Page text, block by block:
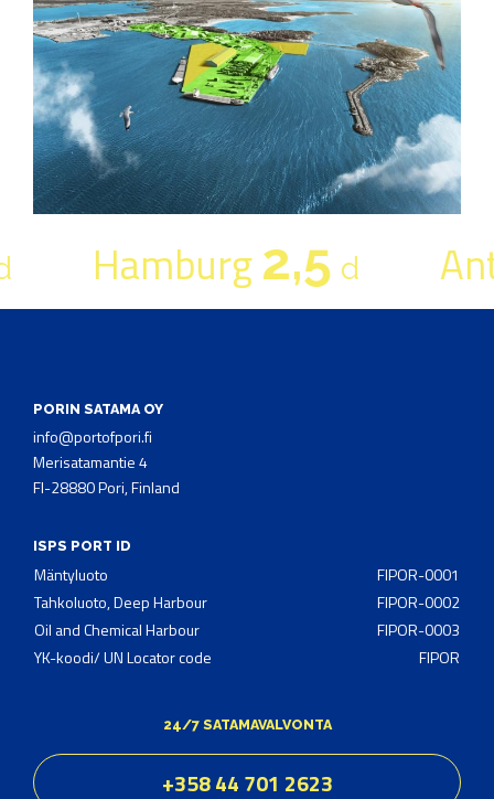
Hamburg2,5 d
PORIN SATAMA OY
info@portofpori.fi
Merisatamantie 4
FI-28880 Pori, Finland
ISPS PORT ID
Mäntyluoto
FIPOR-0001
Tahkoluoto, Deep Harbour
FIPOR-0002
Oil and Chemical Harbour
FIPOR-0003
YK-koodi/ UN Locator code
FIPOR
24/7 SATAMAVALVONTA
+358 44 701 2623